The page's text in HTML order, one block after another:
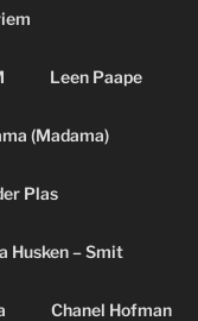
Leen Paape
(Madama)
Plas
Husken – Smit
Chanel Hofman